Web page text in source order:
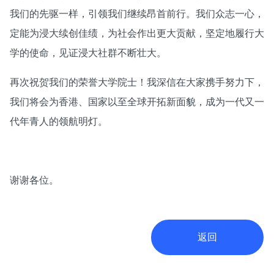
我们的先驱一样，引领我们继续昂首前行。我们众志一心，
定能为浸大续创佳绩，为社会作出更大贡献，坚定地履行大
学的使命，见证浸大社群不断壮大。
再次祝贺我们的荣誉大学院士！我深信在大家携手努力下，
我们将会为香港、国家以至全球开拓新面貌，成为一代又一
代年青人的领航明灯。
谢谢各位。
返回